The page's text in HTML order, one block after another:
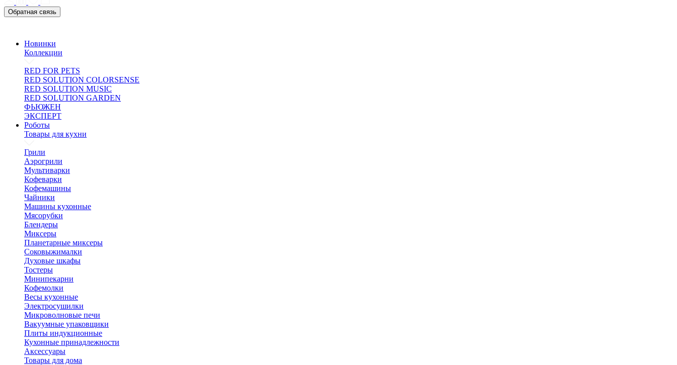
Обратная связь
Новинки
Коллекции
RED FOR PETS
RED SOLUTION COLORSENSE
RED SOLUTION MUSIC
RED SOLUTION GARDEN
ФЬЮЖЕН
ЭКСПЕРТ
Роботы
Товары для кухни
Грили
Аэрогрили
Мультиварки
Кофеварки
Кофемашины
Чайники
Машины кухонные
Мясорубки
Блендеры
Миксеры
Планетарные миксеры
Соковыжималки
Духовые шкафы
Тостеры
Минипекарни
Кофемолки
Весы кухонные
Электросушилки
Микроволновые печи
Вакуумные упаковщики
Плиты индукционные
Кухонные принадлежности
Аксессуары
Товары для дома